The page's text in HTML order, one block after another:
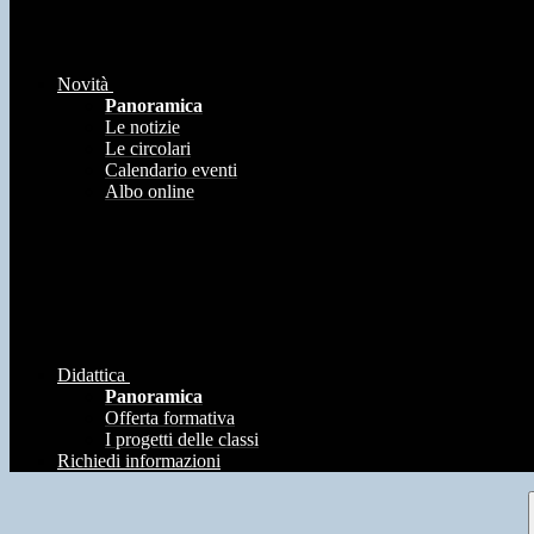
Novità
Panoramica
Le notizie
Le circolari
Calendario eventi
Albo online
Didattica
Panoramica
Offerta formativa
I progetti delle classi
Richiedi informazioni